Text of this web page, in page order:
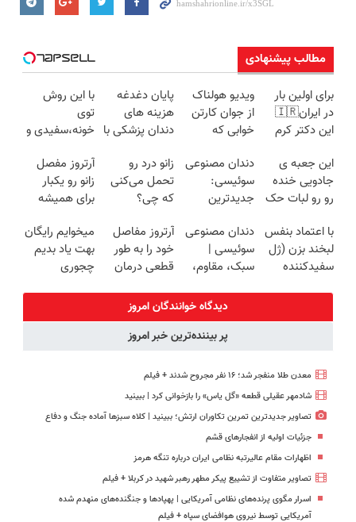
مطالب پیشنهادی
برای اولین بار
در ایران🇮🇷
این دکتر کرم
روزه ساخت!
ویدیو هولناک
از جوان کارتن
خوابی که
آموزش رایگان
پایان دغدغه
هزینه های
دندان پزشکی با
کننده خانگی
با این روش
توی
خونه،سفیدی و
برگردون
(40%off)
این جعبه ی
جادویی خنده
رو رو لبات حک
خرید40%تخفیف
دندان مصنوعی
سوئیسی:
جدیدترین
سبک و مقاوم |
پرداخت قسطی
زانو درد رو
تحمل می‌کنی
که چی؟
همین‌جاست!
آرتروز مفصل
زانو رو یکبار
برای همیشه
◗پرسش‌نامه◖
با اعتماد بنفس
لبخند بزن (ژل
سفیدکننده
دندان مصنوعی
سوئیسی |
سبک، مقاوم،
رایگان+پرداخت
اقساطی😍
آرتروز مفاصل
خود را به طور
قطعی درمان
◗پرسش‌نامه◖
میخوایم رایگان
بهت یاد بدیم
چجوری
مجانیه
دیدگاه خوانندگان امروز
پر بیننده‌ترین خبر امروز
معدن طلا منفجر شد؛ ۱۶ نفر مجروح شدند + فیلم
شادمهر عقیلی قطعه «گل یاس» را بازخوانی کرد | ببینید
تصاویر جدیدترین تمرین تکاوران ارتش؛ ببینید | کلاه سبزها آماده جنگ و دفاع
جزئیات اولیه از انفجارهای قشم
اظهارات مقام عالیرتبه نظامی ایران درباره تنگه هرمز
تصاویر متفاوت از تشییع پیکر مطهر رهبر شهید در کربلا + فیلم
اسرار مگوی پرنده‌های نظامی آمریکایی | پهپادها و جنگنده‌های منهدم شده
آمریکایی توسط نیروی هوافضای سپاه + فیلم